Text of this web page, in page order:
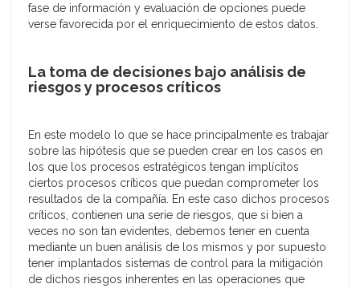
fase de información y evaluación de opciones puede
verse favorecida por el enriquecimiento de estos datos.
La toma de decisiones bajo análisis de
riesgos y procesos críticos
En este modelo lo que se hace principalmente es trabajar
sobre las hipótesis que se pueden crear en los casos en
los que los procesos estratégicos tengan implícitos
ciertos procesos críticos que puedan comprometer los
resultados de la compañía. En este caso dichos procesos
críticos, contienen una serie de riesgos, que si bien a
veces no son tan evidentes, debemos tener en cuenta
mediante un buen análisis de los mismos y por supuesto
tener implantados sistemas de control para la mitigación
de dichos riesgos inherentes en las operaciones que